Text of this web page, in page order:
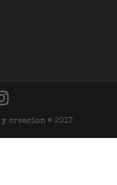
creacion © 2017